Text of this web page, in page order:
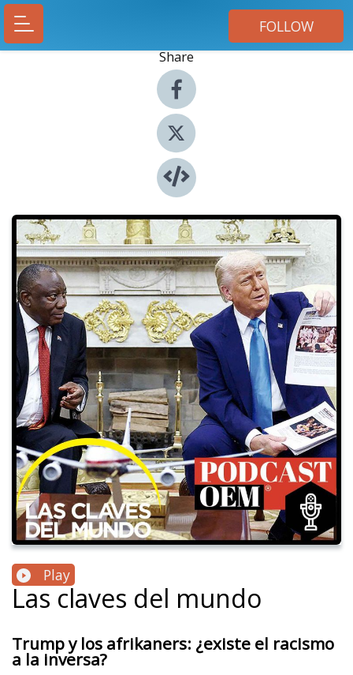
FOLLOW
Share
Play
Las claves del mundo
Trump y los afrikaners: ¿existe el racismo
a la inversa?